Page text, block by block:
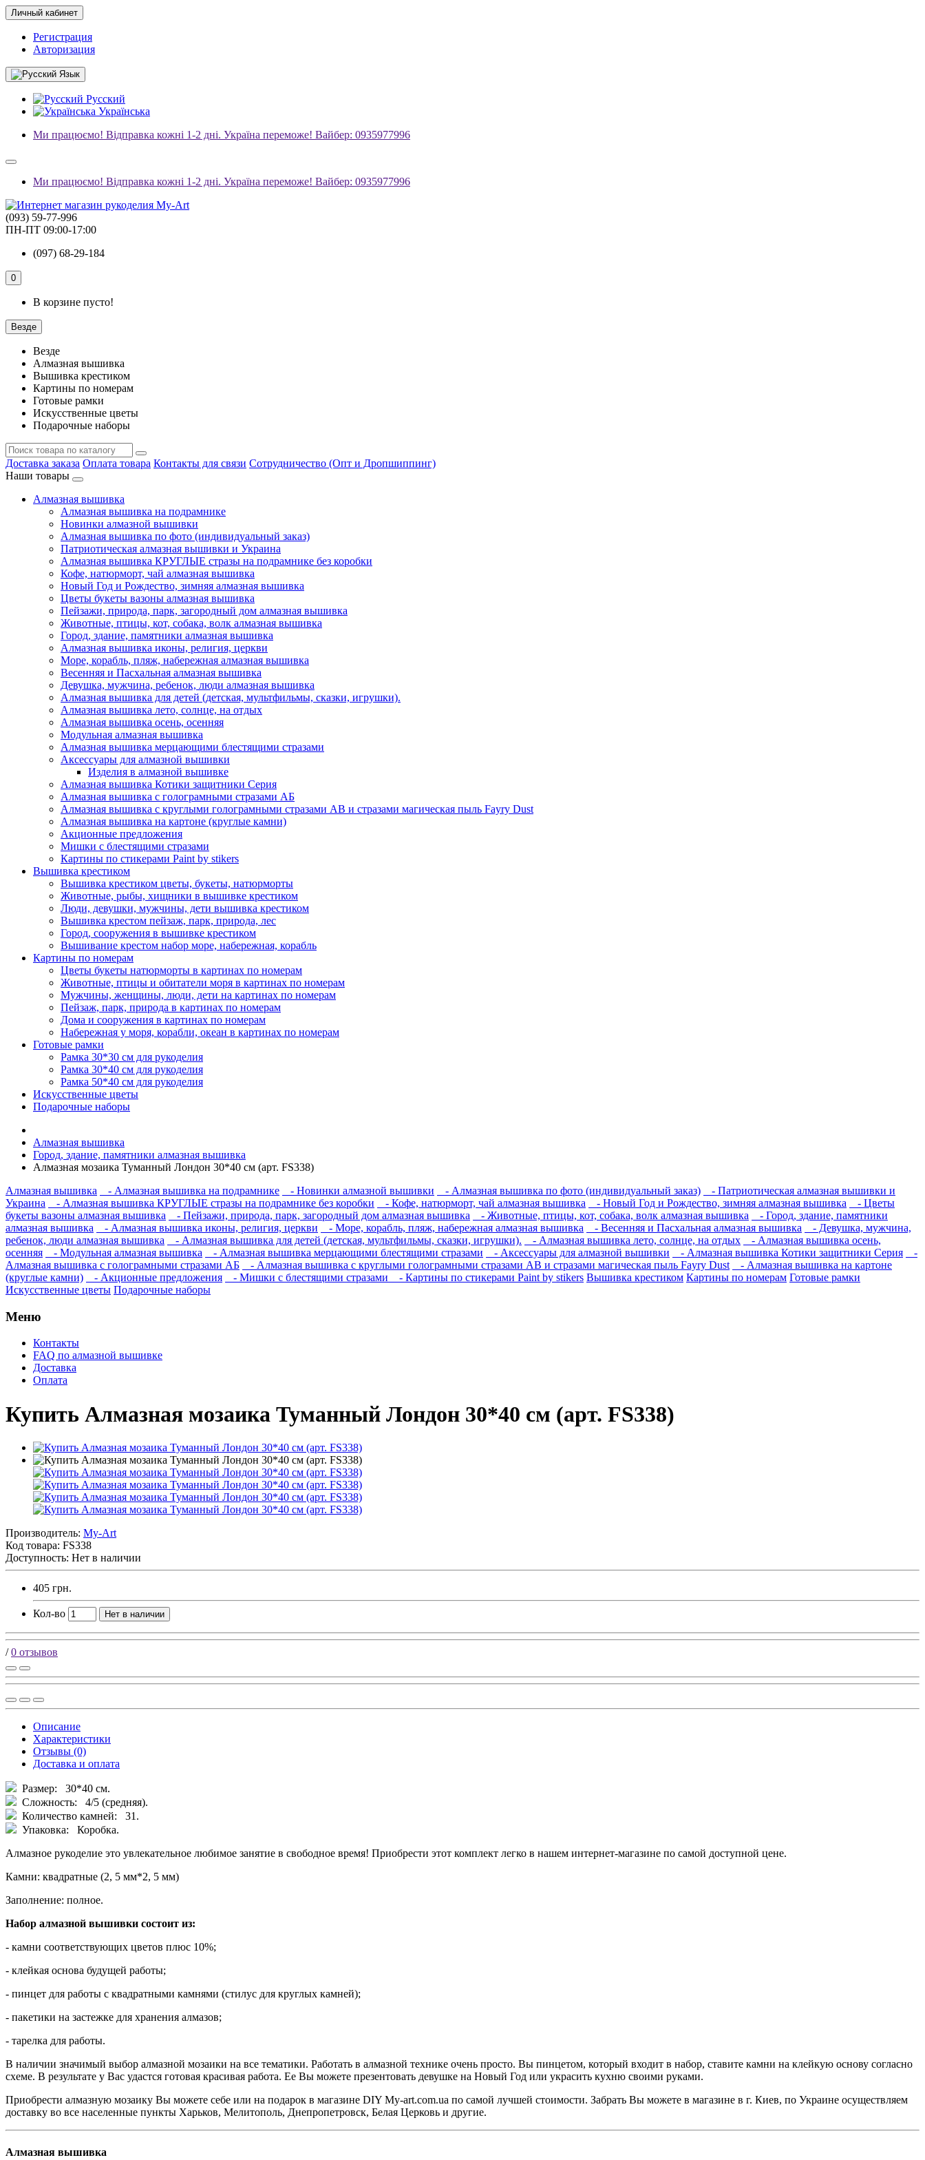
Личный кабинет
Регистрация
Авторизация
Язык
Русский
Українська
Ми працюємо! Відправка кожні 1-2 дні. Україна переможе! Вайбер: 0935977996
Ми працюємо! Відправка кожні 1-2 дні. Україна переможе! Вайбер: 0935977996
(093) 59-77-996
ПН-ПТ 09:00-17:00
(097) 68-29-184
0
В корзине пусто!
Везде
Везде
Алмазная вышивка
Вышивка крестиком
Картины по номерам
Готовые рамки
Искусственные цветы
Подарочные наборы
Доставка заказа Оплата товара Контакты для связи Сотрудничество (Опт и Дропшиппинг)
Наши товары
Алмазная вышивка
Алмазная вышивка на подрамнике
Новинки алмазной вышивки
Алмазная вышивка по фото (индивидуальный заказ)
Патриотическая алмазная вышивки и Украина
Алмазная вышивка КРУГЛЫЕ стразы на подрамнике без коробки
Кофе, натюрморт, чай алмазная вышивка
Новый Год и Рождество, зимняя алмазная вышивка
Цветы букеты вазоны алмазная вышивка
Пейзажи, природа, парк, загородный дом алмазная вышивка
Животные, птицы, кот, собака, волк алмазная вышивка
Город, здание, памятники алмазная вышивка
Алмазная вышивка иконы, религия, церкви
Море, корабль, пляж, набережная алмазная вышивка
Весенняя и Пасхальная алмазная вышивка
Девушка, мужчина, ребенок, люди алмазная вышивка
Алмазная вышивка для детей (детская, мультфильмы, сказки, игрушки).
Алмазная вышивка лето, солнце, на отдых
Алмазная вышивка осень, осенняя
Модульная алмазная вышивка
Алмазная вышивка мерцающими блестящими стразами
Аксессуары для алмазной вышивки
Изделия в алмазной вышивке
Алмазная вышивка Котики защитники Серия
Алмазная вышивка с голограмными стразами АБ
Алмазная вышивка с круглыми голограмными стразами AB и стразами магическая пыль Fayry Dust
Алмазная вышивка на картоне (круглые камни)
Акционные предложения
Мишки с блестящими стразами
Картины по стикерами Paint by stikers
Вышивка крестиком
Вышивка крестиком цветы, букеты, натюрморты
Животные, рыбы, хищники в вышивке крестиком
Люди, девушки, мужчины, дети вышивка крестиком
Вышивка крестом пейзаж, парк, природа, лес
Город, сооружения в вышивке крестиком
Вышивание крестом набор море, набережная, корабль
Картины по номерам
Цветы букеты натюрморты в картинах по номерам
Животные, птицы и обитатели моря в картинах по номерам
Мужчины, женщины, люди, дети на картинах по номерам
Пейзаж, парк, природа в картинах по номерам
Дома и сооружения в картинах по номерам
Набережная у моря, корабли, океан в картинах по номерам
Готовые рамки
Рамка 30*30 см для рукоделия
Рамка 30*40 см для рукоделия
Рамка 50*40 см для рукоделия
Искусственные цветы
Подарочные наборы
Алмазная вышивка
Город, здание, памятники алмазная вышивка
Алмазная мозаика Туманный Лондон 30*40 см (арт. FS338)
Алмазная вышивка
- Алмазная вышивка на подрамнике - Новинки алмазной вышивки - Алмазная вышивка по фото (индивидуальный заказ)
- Патриотическая алмазная вышивки и
Украина
- Алмазная вышивка КРУГЛЫЕ стразы на подрамнике без коробки - Кофе, натюрморт, чай алмазная вышивка - Новый Год и Рождество, зимняя алмазная вышивка
- Цветы
букеты вазоны алмазная вышивка
- Пейзажи, природа, парк, загородный дом алмазная вышивка - Животные, птицы, кот, собака, волк алмазная вышивка
- Город, здание, памятники
алмазная вышивка
- Алмазная вышивка иконы, религия, церкви - Море, корабль, пляж, набережная алмазная вышивка - Весенняя и Пасхальная алмазная вышивка
- Девушка, мужчина,
ребенок, люди алмазная вышивка
- Алмазная вышивка для детей (детская, мультфильмы, сказки, игрушки). - Алмазная вышивка лето, солнце, на отдых
- Алмазная вышивка осень,
осенняя
- Модульная алмазная вышивка - Алмазная вышивка мерцающими блестящими стразами - Аксессуары для алмазной вышивки - Алмазная вышивка Котики защитники Серия
-
Алмазная вышивка с голограмными стразами АБ
- Алмазная вышивка с круглыми голограмными стразами AB и стразами магическая пыль Fayry Dust
- Алмазная вышивка на картоне
(круглые камни)
- Акционные предложения - Мишки с блестящими стразами - Картины по стикерами Paint by stikers Вышивка крестиком Картины по номерам Готовые рамки
Искусственные цветы Подарочные наборы
Меню
Контакты
FAQ по алмазной вышивке
Доставка
Оплата
Купить Алмазная мозаика Туманный Лондон 30*40 см (арт. FS338)
Производитель: My-Art
Код товара: FS338
Доступность: Нет в наличии
405 грн.
Кол-во Нет в наличии
/0 отзывов
Описание
Характеристики
Отзывы (0)
Доставка и оплата
Размер: 30*40 см.
Сложность: 4/5 (средняя).
Количество камней: 31.
Упаковка: Коробка.
Алмазное рукоделие это увлекательное любимое занятие в свободное время! Приобрести этот комплект легко в нашем интернет-магазине по самой доступной цене.
Камни: квадратные (2, 5 мм*2, 5 мм)
Заполнение: полное.
Набор алмазной вышивки состоит из:
- камни соответствующих цветов плюс 10%;
- клейкая основа будущей работы;
- пинцет для работы с квадратными камнями (стилус для круглых камней);
- пакетики на застежке для хранения алмазов;
- тарелка для работы.
В наличии значимый выбор алмазной мозаики на все тематики. Работать в алмазной технике очень просто. Вы пинцетом, который входит в набор, ставите камни на клейкую основу согласно
схеме. В результате у Вас удастся готовая красивая работа. Ее Вы можете презентовать девушке на Новый Год или украсить кухню своими руками.
Приобрести алмазную мозаику Вы можете себе или на подарок в магазине DIY My-art.com.ua по самой лучшей стоимости. Забрать Вы можете в магазине в г. Киев, по Украине осуществляем
доставку во все населенные пункты Харьков, Мелитополь, Днепропетровск, Белая Церковь и другие.
Алмазная вышивка